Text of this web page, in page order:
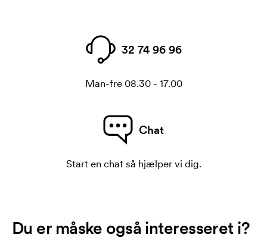
32 74 96 96
Man-fre 08.30 - 17.00
Chat
Start en chat så hjælper vi dig.
Du er måske også interesseret i?